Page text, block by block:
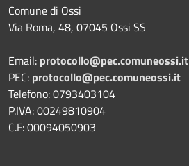
Comune di Ossi
Via Roma, 48, 07045 Ossi SS
Email: protocollo@pec.comuneossi.it
PEC: protocollo@pec.comuneossi.it
Telefono: 0793403104
P.IVA: 00249810904
C.F: 00094050903